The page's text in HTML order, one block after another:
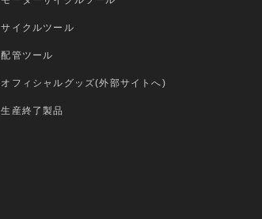
サイクルツール
配管ツール
オフィシャルグッズ(外部サイトへ)
生産終了製品